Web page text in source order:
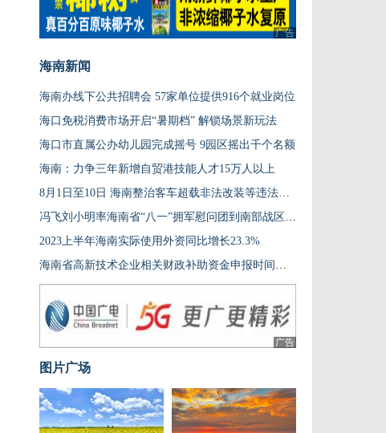
广告
海南新闻
海南办线下公共招聘会 57家单位提供916个就业岗位
海口免税消费市场开启“暑期档” 解锁场景新玩法
海口市直属公办幼儿园完成摇号 9园区摇出千个名额
海南：力争三年新增自贸港技能人才15万人以上
8月1日至10日 海南整治客车超载非法改装等违法行为
冯飞刘小明率海南省“八一”拥军慰问团到南部战区机关及战区空军、海军机关慰问
2023上半年海南实际使用外资同比增长23.3%
海南省高新技术企业相关财政补助资金申报时间延长
广告
图片广场